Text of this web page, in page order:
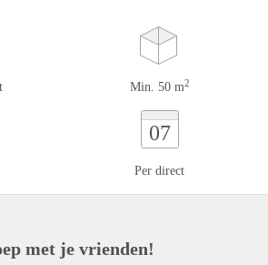
Min. 50 m2
07
Per direct
met je vrienden!